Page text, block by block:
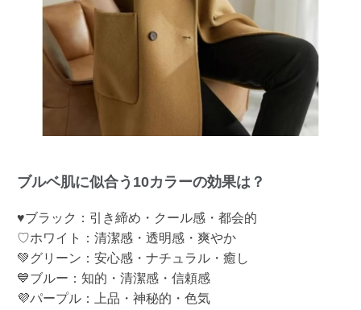
ブルベ肌に似合う10カラーの効果は？
♥ブラック：引き締め・クール感・都会的
♡ホワイト：清潔感・透明感・爽やか
💚グリーン：安心感・ナチュラル・癒し
💙ブルー：知的・清潔感・信頼感
💜パープル：上品・神秘的・色気